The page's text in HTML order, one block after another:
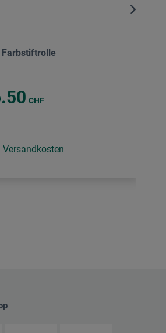
Farbstiftrolle
CHF
Versandkosten